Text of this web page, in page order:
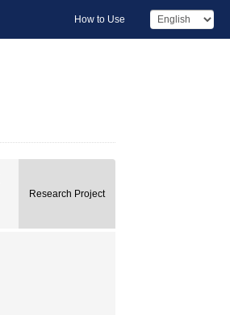
How to Use
Research Project